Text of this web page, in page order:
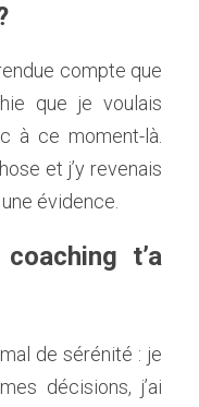
compte que
que je voulais
à ce moment-là.
et j’y revenais
une évidence.
t’a
de sérénité : je
décisions, j’ai